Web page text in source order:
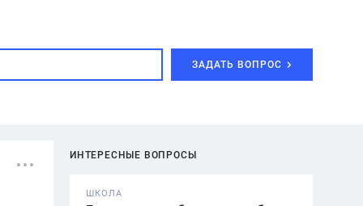
ЗАДАТЬ ВОПРОС
ИНТЕРЕСНЫЕ ВОПРОСЫ
ШКОЛА